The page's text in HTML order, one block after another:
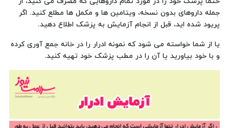
جمله داروهای بدون نسخه، ویتامین ها و مکمل ها مطلع کنید. اگر
پریود شده اید، قبل از انجام آزمایش به پزشک اطلاع دهید.
یا از شما خواسته می شود که نمونه ادرار را در خانه جمع آوری کرده
و با خود بیاورید یا آن را در مطب پزشک خود تهیه کنید.